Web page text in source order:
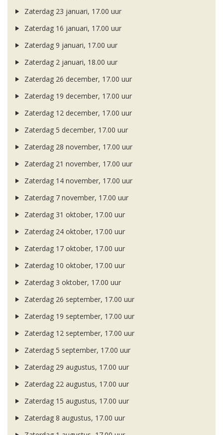
Zaterdag 23 januari, 17.00 uur
Zaterdag 16 januari, 17.00 uur
Zaterdag 9 januari, 17.00 uur
Zaterdag 2 januari, 18.00 uur
Zaterdag 26 december, 17.00 uur
Zaterdag 19 december, 17.00 uur
Zaterdag 12 december, 17.00 uur
Zaterdag 5 december, 17.00 uur
Zaterdag 28 november, 17.00 uur
Zaterdag 21 november, 17.00 uur
Zaterdag 14 november, 17.00 uur
Zaterdag 7 november, 17.00 uur
Zaterdag 31 oktober, 17.00 uur
Zaterdag 24 oktober, 17.00 uur
Zaterdag 17 oktober, 17.00 uur
Zaterdag 10 oktober, 17.00 uur
Zaterdag 3 oktober, 17.00 uur
Zaterdag 26 september, 17.00 uur
Zaterdag 19 september, 17.00 uur
Zaterdag 12 september, 17.00 uur
Zaterdag 5 september, 17.00 uur
Zaterdag 29 augustus, 17.00 uur
Zaterdag 22 augustus, 17.00 uur
Zaterdag 15 augustus, 17.00 uur
Zaterdag 8 augustus, 17.00 uur